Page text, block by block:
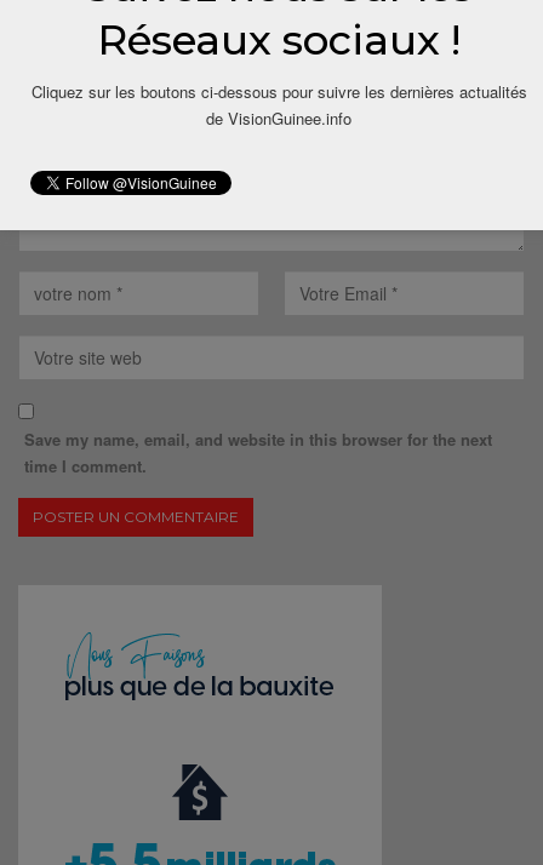
Votre adresse email ne sera pas publiée.
Save my name, email, and website in this browser for the next
time I comment.
Réseaux sociaux !
Cliquez sur les boutons ci-dessous pour suivre les dernières actualités
de VisionGuinee.info